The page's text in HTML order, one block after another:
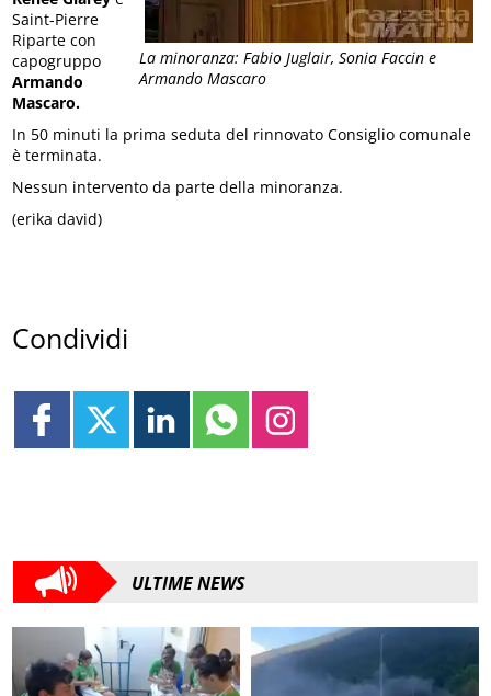
La minoranza: Fabio Juglair, Sonia Faccin e
Armando Mascaro
Saint-Pierre
Riparte con
capogruppo
Armando
Mascaro.
In 50 minuti la prima seduta del rinnovato Consiglio comunale
è terminata.
Nessun intervento da parte della minoranza.
(erika david)
Condividi
ULTIME NEWS